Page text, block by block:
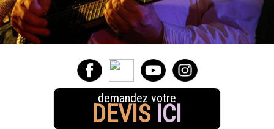
demandez votre
DEVIS ICI